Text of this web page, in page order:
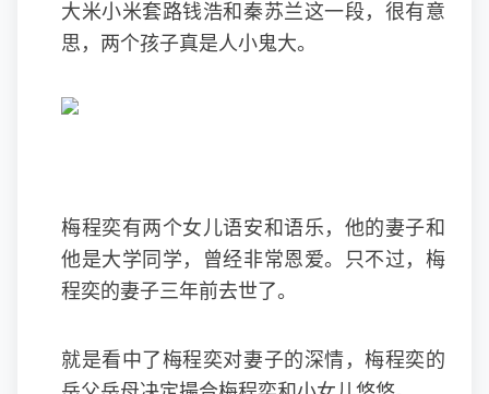
大米小米套路钱浩和秦苏兰这一段，很有意
思，两个孩子真是人小鬼大。
梅程奕有两个女儿语安和语乐，他的妻子和
他是大学同学，曾经非常恩爱。只不过，梅
程奕的妻子三年前去世了。
就是看中了梅程奕对妻子的深情，梅程奕的